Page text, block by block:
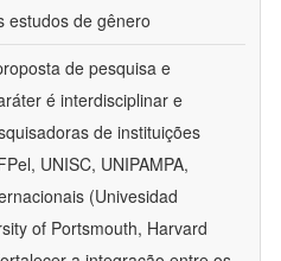
estudos de gênero
de pesquisa e
é interdisciplinar e
de instituições
UNISC, UNIPAMPA,
(Univesidad
of Portsmouth, Harvard